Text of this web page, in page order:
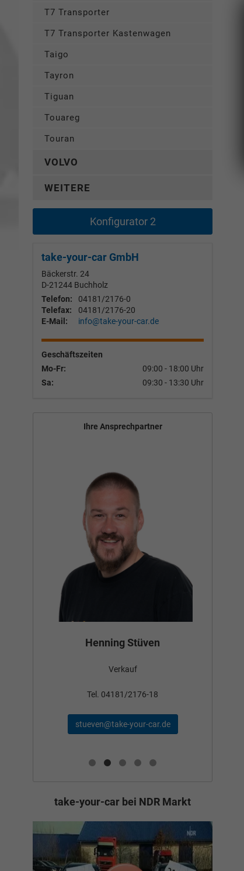
T7 Transporter
T7 Transporter Kastenwagen
Taigo
Tayron
Tiguan
Touareg
Touran
VOLVO
WEITERE
Konfigurator 2
take-your-car GmbH
Bäckerstr. 24
D-21244 Buchholz
Telefon:
04181/2176-0
Telefax:
04181/2176-20
E-Mail:
info@take-your-car.de
Geschäftszeiten
Mo-Fr:
09:00 - 18:00 Uhr
Sa:
09:30 - 13:30 Uhr
Ihre Ansprechpartner
Henning Stüven
Verkauf
Tel. 04181/2176-18
stueven@take-your-car.de
take-your-car bei NDR Markt